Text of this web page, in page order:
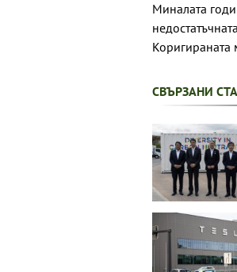
Миналата
Коригираната
СВЪРЗАНИ